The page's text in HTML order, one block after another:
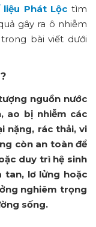
Phát Lộc tìm
gây ra ô nhiễm
bài viết dưới
nguồn nước
ao bị nhiễm các
nặng, rác thải, vi
còn an toàn để
duy trì hệ sinh
tan, lơ lửng hoặc
nghiêm trọng
sống.